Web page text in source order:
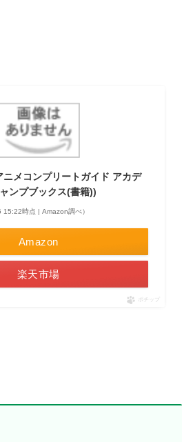
メコンプリートガイド アカデ
ンプブックス(書籍))
15:22時点 | Amazon調べ）
Amazon
楽天市場
ポチップ